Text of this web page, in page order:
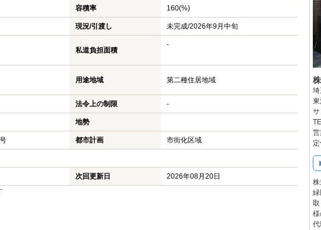
容積率 160(%)
現況/引渡し 未完成/2026年9月中旬
私道負担面積
-
用途地域 第二種住居地域
法令上の制限 -
地勢
都市計画 市街化区域
次回更新日
2026年08月20日
埼
サ